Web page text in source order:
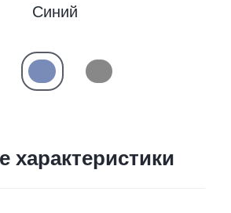
Синий